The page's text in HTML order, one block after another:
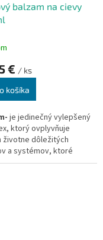
balzam na cievy
€ / ks
košíka
je jedinečný vylepšený
ktorý ovplyvňuje
životne dôležitých
a systémov, ktoré
činnosť